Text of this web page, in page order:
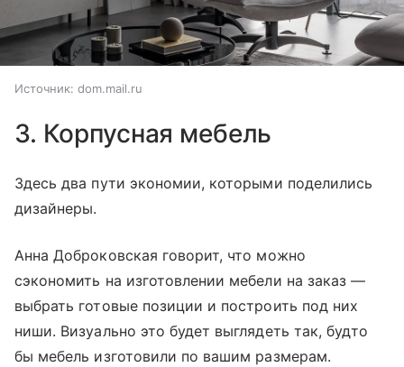
Источник: dom.mail.ru
3. Корпусная мебель
Здесь два пути экономии, которыми поделились
дизайнеры.
Анна Доброковская говорит, что можно
сэкономить на изготовлении мебели на заказ —
выбрать готовые позиции и построить под них
ниши. Визуально это будет выглядеть так, будто
бы мебель изготовили по вашим размерам.